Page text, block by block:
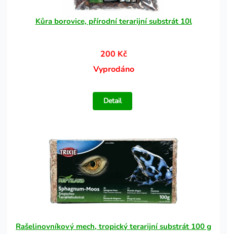
Kůra borovice, přírodní terarijní substrát 10l
200 Kč
Vyprodáno
Detail
Rašelinovníkový mech, tropický terarijní substrát 100 g